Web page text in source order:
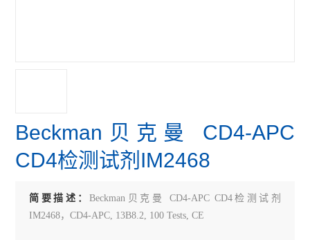
Beckman贝克曼 CD4-APC
CD4检测试剂IM2468
简要描述：Beckman贝克曼 CD4-APC CD4检测试剂
IM2468，CD4-APC, 13B8.2, 100 Tests, CE